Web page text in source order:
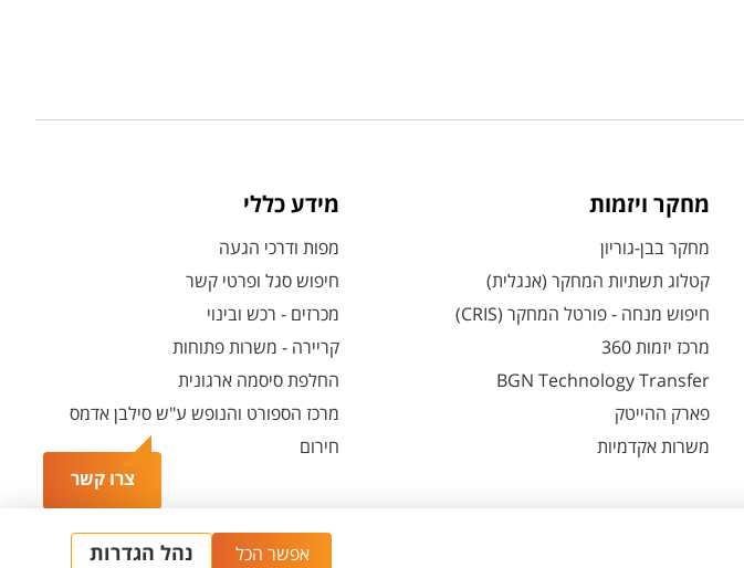
צרו קשר
מחקר ויזמות
מחקר בבן-גוריון
קטלוג תשתיות המחקר (אנגלית)
חיפוש מנחה - פורטל המחקר (CRIS)
מרכז יזמות 360
BGN Technology Transfer
פארק ההייטק
משרות אקדמיות
מידע כללי
מפות ודרכי הגעה
חיפוש סגל ופרטי קשר
מכרזים - רכש ובינוי
קריירה - משרות פתוחות
החלפת סיסמה ארגונית
מרכז הספורט והנופש ע"ש סילבן אדמס
חירום